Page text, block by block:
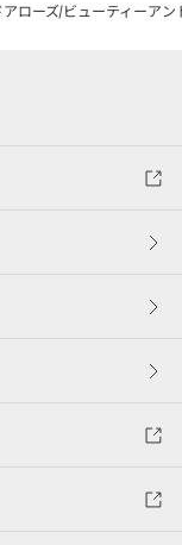
ローズ ビューティーア